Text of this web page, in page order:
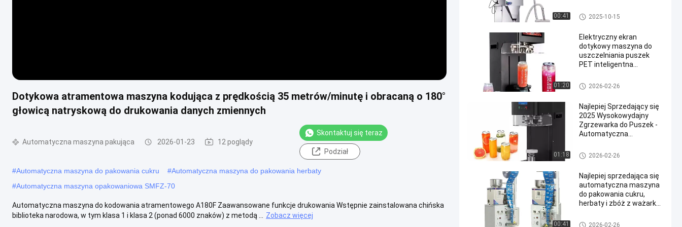
Dotykowa atramentowa maszyna kodująca z prędkością 35 metrów/minutę i obracaną o 180°
głowicą natryskową do drukowania danych zmiennych
Automatyczna maszyna pakująca 2026-01-23 12 poglądy
Skontaktuj się teraz
Podział
#Automatyczna maszyna do pakowania cukru #Automatyczna maszyna do pakowania herbaty
#Automatyczna maszyna opakowaniowa SMFZ-70
Automatyczna maszyna do kodowania atramentowego A180F Zaawansowane funkcje drukowania Wstępnie zainstalowana chińska
biblioteka narodowa, w tym klasa 1 i klasa 2 (ponad 6000 znaków) z metodą ...
Zobacz więcej
00:41
Ważenie i pakowanie dla
towarów spożywczych
Automatyczna maszyna paku
jąca
2025-10-15
01:20
Elektryczny ekran
dotykowy maszyna do
uszczelniania puszek
PET inteligentna
uszczelniania puszek
soku sodowego dla
i napojów
Automatyczna maszyna paku
jąca
2026-02-26
01:18
Najlepiej Sprzedający się
2025 Wysokowydajny
Zgrzewarka do Puszek -
Automatyczna
Plastikowych/Metalowych
do Bubble Tea, Soków i
Automatyczna maszyna pakuj
ąca
2026-02-26
00:41
Najlepiej sprzedająca się
automatyczna maszyna
do pakowania cukru,
herbaty i zbóż z ważarką
uszczelniaczem
Automatyczna maszyna paku
2026-02-26